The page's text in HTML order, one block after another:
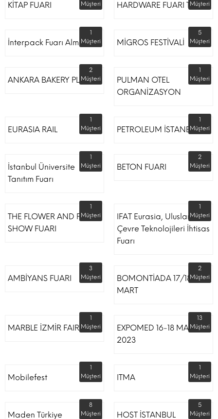
KİTAP FUARI
Müşteri
HARDWARE FUARI TÜYAP
Müşteri
İnterpack Fuarı Almanya
1
Müşteri
MİGROS FESTİVALİ
5
Müşteri
ANKARA BAKERY PLUS
2
Müşteri
PULMAN OTEL
ORGANİZASYON
1
Müşteri
EURASIA RAIL
1
Müşteri
PETROLEUM İSTANBUL
1
Müşteri
İstanbul Üniversite
Tanıtım Fuarı
1
Müşteri
BETON FUARI
2
Müşteri
THE FLOWER AND PLANT
SHOW FUARI
1
Müşteri
IFAT Eurasia, Uluslararası
Çevre Teknolojileri İhtisas
Fuarı
1
Müşteri
AMBİYANS FUARI
3
Müşteri
BOMONTİADA 17/18
MART
2
Müşteri
MARBLE İZMİR FAIR
1
Müşteri
EXPOMED 16-18 MART
2023
13
Müşteri
Mobilefest
1
Müşteri
ITMA
1
Müşteri
Maden Türkiye
8
Müşteri
HOST İSTANBUL
5
Müşteri